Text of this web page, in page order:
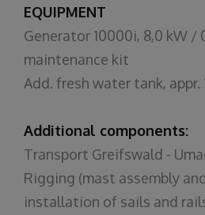
EQUIPMENT
Generator 10000i, 8,0 kW /
maintenance kit
Add. fresh water tank, appr.
Additional components:
Transport Greifswald -
Rigging (mast assembly
installation of sails and